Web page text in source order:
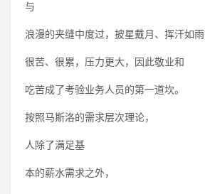
与
浪漫的夹缝中度过，披星戴月、挥汗如雨
很苦、很累，压力更大，因此敬业和
吃苦成了考验业务人员的第一道坎。
按照马斯洛的需求层次理论，
人除了满足基
本的薪水需求之外，